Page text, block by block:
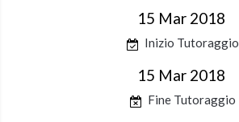
15 Mar 2018
Inizio Tutoraggio
15 Mar 2018
Fine Tutoraggio